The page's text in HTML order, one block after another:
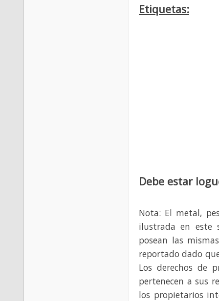
Etiquetas:
Debe estar
Nota: El metal,
ilustrada en este
posean las
reportado dado
Los derechos de
pertenecen a sus
los propietarios